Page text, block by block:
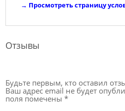
→ Просмотреть страницу
Отзывы
Будьте первым, кто оставил
Ваш адрес email не будет
поля помечены*